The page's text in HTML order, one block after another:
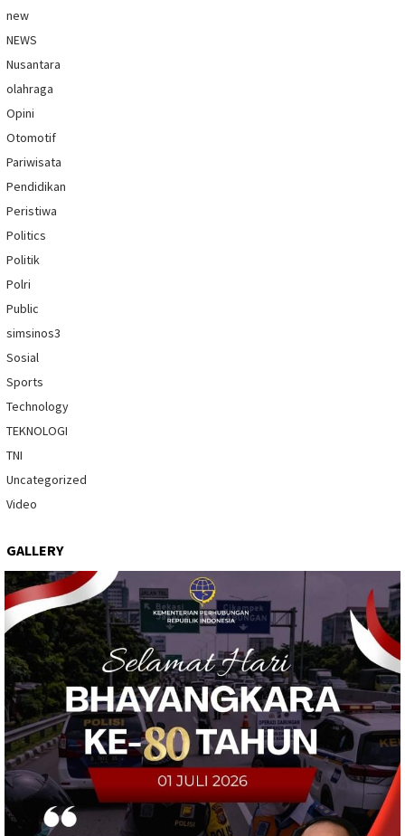
new
NEWS
Nusantara
olahraga
Opini
Otomotif
Pariwisata
Pendidikan
Peristiwa
Politics
Politik
Polri
Public
simsinos3
Sosial
Sports
Technology
TEKNOLOGI
TNI
Uncategorized
Video
GALLERY